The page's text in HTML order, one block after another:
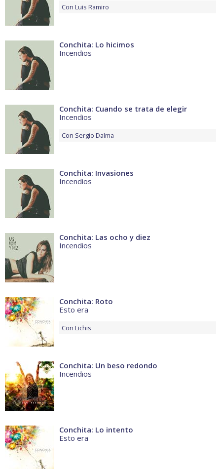
Con Luis Ramiro
Conchita: Lo hicimos
Incendios
Conchita: Cuando se trata de elegir
Incendios
Con Sergio Dalma
Conchita: Invasiones
Incendios
Conchita: Las ocho y diez
Incendios
Conchita: Roto
Esto era
Con Lichis
Conchita: Un beso redondo
Incendios
Conchita: Lo intento
Esto era